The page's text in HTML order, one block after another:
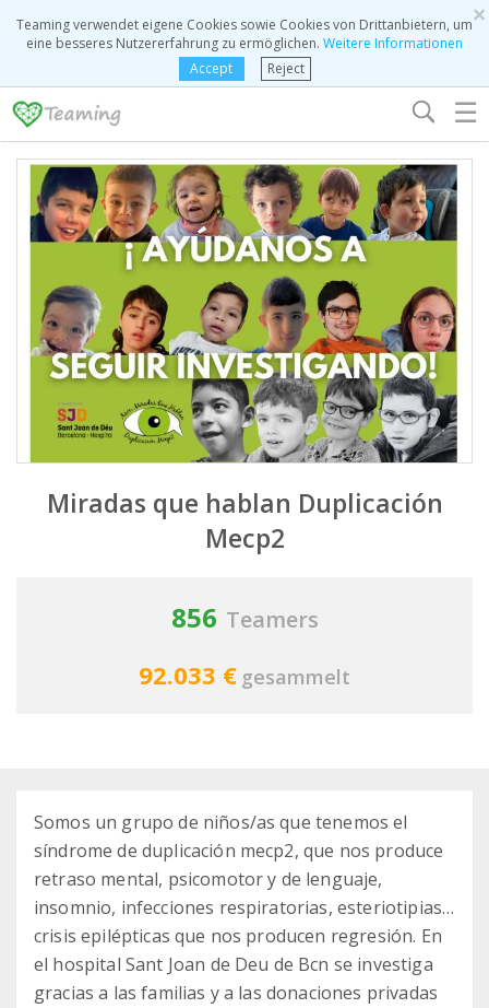
×
Teaming verwendet eigene Cookies sowie Cookies von Drittanbietern, um
eine besseres Nutzererfahrung zu ermöglichen. Weitere Informationen
Accept
Reject
☰
Miradas que hablan Duplicación
Mecp2
856 Teamers
92.033 € gesammelt
Somos un grupo de niños/as que tenemos el
síndrome de duplicación mecp2, que nos produce
retraso mental, psicomotor y de lenguaje,
insomnio, infecciones respiratorias, esteriotipias…
crisis epilépticas que nos producen regresión. En
el hospital Sant Joan de Deu de Bcn se investiga
gracias a las familias y a las donaciones privadas